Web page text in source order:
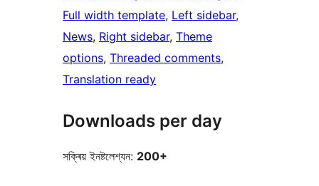
Full width template, Left sidebar
News, Right sidebar, Theme
options, Threaded comments
Translation ready
Downloads per day
সক্ৰিয় ইনষ্টলেশ্যন: 200+